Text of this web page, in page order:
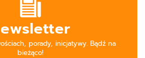
porady, inicjatywy. Bądź na
bieżąco!